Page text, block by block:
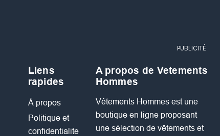
PUBLICITÉ
Liens
rapides
À propos
Politique et
confidentialite
A propos de Vetements
Hommes
Vêtements Hommes est une
boutique en ligne proposant
une sélection de vêtements et